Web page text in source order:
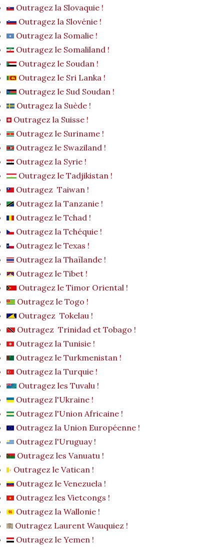
Outragez la Slovaquie !
Outragez la Slovénie !
Outragez la Somalie !
Outragez le Somaliland !
Outragez le Soudan !
Outragez le Sri Lanka !
Outragez le Sud Soudan !
Outragez la Suède !
Outragez la Suisse !
Outragez le Suriname !
Outragez le Swaziland !
Outragez la Syrie !
Outragez le Tadjikistan !
Outragez Taiwan !
Outragez la Tanzanie !
Outragez le Tchad !
Outragez la Tchéquie !
Outragez le Texas !
Outragez la Thaïlande !
Outragez le Tibet !
Outragez le Timor Oriental !
Outragez le Togo !
Outragez Tokelau !
Outragez Trinidad et Tobago !
Outragez la Tunisie !
Outragez le Turkmenistan !
Outragez la Turquie !
Outragez les Tuvalu !
Outragez l'Ukraine !
Outragez l'Union Africaine !
Outragez la Union Européenne !
Outragez l'Uruguay !
Outragez les Vanuatu !
Outragez le Vatican !
Outragez le Venezuela !
Outragez les Vietcongs !
Outragez la Wallonie !
Outragez Laurent Wauquiez !
Outragez le Yemen !